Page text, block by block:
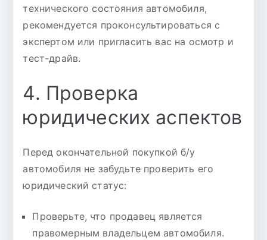
технического состояния автомобиля,
рекомендуется проконсультироваться с
экспертом или пригласить вас на осмотр и
тест-драйв.
4. Проверка
юридических аспектов
Перед окончательной покупкой б/у
автомобиля не забудьте проверить его
юридический статус:
Проверьте, что продавец является
правомерным владельцем автомобиля.